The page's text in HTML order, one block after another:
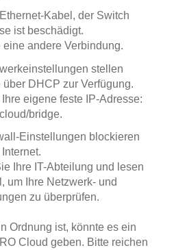
Kabel, der Switch
ist beschädigt.
andere Verbindung.
stellen
DHCP zur Verfügung.
eigene feste IP-Adresse:
bridge.
Einstellungen blockieren
Ihre IT-Abteilung und lesen
, um Ihre Netzwerk- und
zu überprüfen.
Ordnung ist, könnte es ein
Cloud geben. Bitte reichen